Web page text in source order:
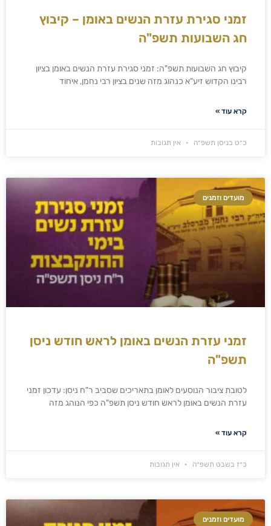
זמני סגירת עזרת הנשים באומן – קיבוץ
חג השבועות תשפ"ה
קיבוץ חג השבועות תשפ"ה: זמני סגירת עזרת הנשים באומן בציון
רבינו הקדוש זיע"א כנהוג מזה שנים בציון רבי נחמן, איחוד
קרא עוד »
כ״ט בניסן תשפ״ה אין תגובות
מועדים וזמנים
זמני עזרת הנשים באומן לראש חודש ניסן
תשפ"ה
לטובת ציבור הנוסעים לאומן בתאריכים שסביב ר"ח ניסן: עדכון זמני
עזרת הנשים באומן לראש חודש ניסן תשפ"ה כפי הנוהג מזה
קרא עוד »
כ״ז בשבט תשפ״ה אין תגובות
מועדים וזמנים